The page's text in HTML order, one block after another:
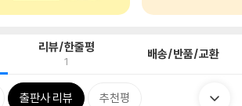
리뷰/한줄평
1 배송/반품/교환
출판사 리뷰 추천평